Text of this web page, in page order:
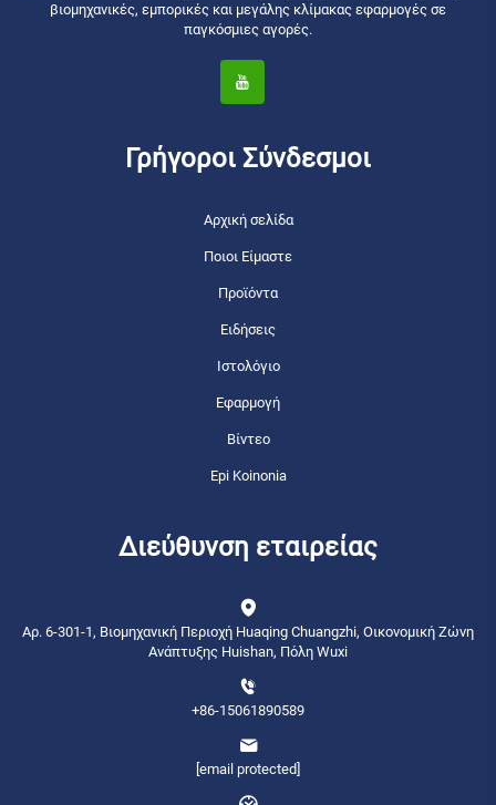
βιομηχανικές, εμπορικές και μεγάλης κλίμακας εφαρμογές σε
παγκόσμιες αγορές.
Γρήγοροι Σύνδεσμοι
Αρχική σελίδα
Ποιοι Είμαστε
Προϊόντα
Ειδήσεις
Ιστολόγιο
Εφαρμογή
Βίντεο
Epi Koinonia
Διεύθυνση εταιρείας
Αρ. 6-301-1, Βιομηχανική Περιοχή Huaqing Chuangzhi, Οικονομική Ζώνη
Ανάπτυξης Huishan, Πόλη Wuxi
+86-15061890589
[email protected]